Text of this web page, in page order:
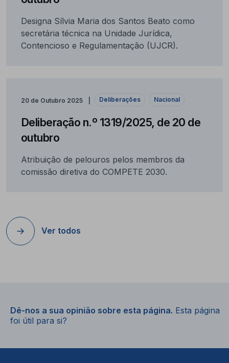
Designa Sílvia Maria dos Santos Beato como
secretária técnica na Unidade Jurídica,
Contencioso e Regulamentação (UJCR).
20 de Outubro 2025 Deliberações Nacional
Deliberação n.º 1319/2025, de 20 de
outubro
Atribuição de pelouros pelos membros da
comissão diretiva do COMPETE 2030.
Ver todos
Dê-nos a sua opinião sobre esta página. Esta página
foi útil para si?